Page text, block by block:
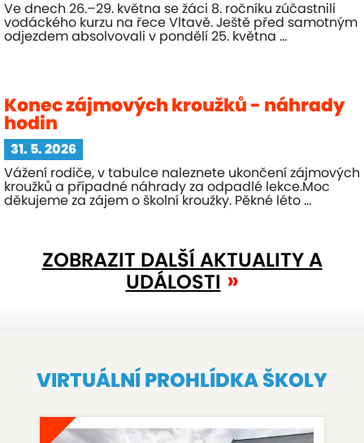
Ve dnech 26.–29. května se žáci 8. ročníku zúčastnili
vodáckého kurzu na řece Vltavě. Ještě před samotným
odjezdem absolvovali v pondělí 25. května ...
Konec zájmových kroužků - náhrady
hodin
31. 5. 2026
Vážení rodiče, v tabulce naleznete ukončení zájmových
kroužků a případné náhrady za odpadlé lekce.Moc
děkujeme za zájem o školní kroužky. Pěkné léto ...
ZOBRAZIT DALŠÍ AKTUALITY A
UDÁLOSTI
VIRTUÁLNÍ PROHLÍDKA ŠKOLY